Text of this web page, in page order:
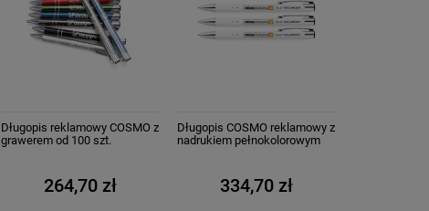
Długopis reklamowy COSMO z
grawerem od 100 szt.
264,70 zł
Długopis COSMO reklamowy z
nadrukiem pełnokolorowym
334,70 zł